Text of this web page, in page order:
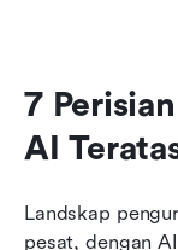
7
AI
Landskap
pesat, dengan